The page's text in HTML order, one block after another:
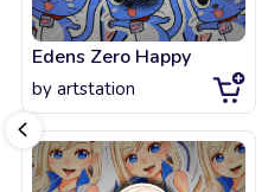
Edens Zero Happy
by artstation